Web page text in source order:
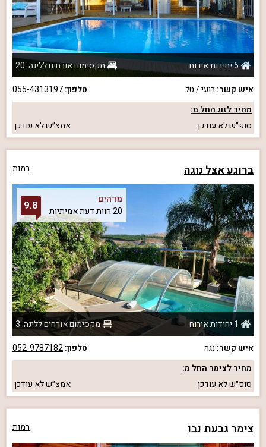
5 יחידות אירוח
מקסימום אורחים ללינה: 20
איש קשר: רועי / טל טלפון:055-4313197
מחיר לזוג החל מ:
סופ״שלא עודכן אמצ״שלא עודכן
ברוגע אצל נוגה רמות
מדהים
20 חוות דעת אמיתיות
9.8
1 יחידות אירוח
מקסימום אורחים ללינה: 3
איש קשר: נגה טלפון:052-9787182
מחיר לצימר החל מ:
סופ״שלא עודכן אמצ״שלא עודכן
צימר גבעת נבו רמות